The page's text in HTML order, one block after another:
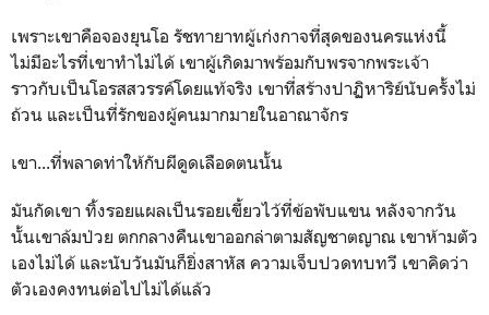
เพราะเขาคือจองยุนโอ รัชทายาทผู้เก่งกาจที่สุดของนครแห่งนี้
ไม่มีอะไรที่เขาทำไม่ได้ เขาผู้เกิดมาพร้อมกับพรจากพระเจ้า
ราวกับเป็นโอรสสวรรค์โดยแท้จริง เขาที่สร้างปาฏิหาริย์นับครั้งไม่
ถ้วน และเป็นที่รักของผู้คนมากมายในอาณาจักร
เขา...ที่พลาดท่าให้กับผีดูดเลือดตนนั้น
มันกัดเขา ทิ้งรอยแผลเป็นรอยเขี้ยวไว้ที่ข้อพับแขน หลังจากวัน
นั้นเขาล้มป่วย ตกกลางคืนเขาออกล่าตามสัญชาตญาณ เขาห้ามตัว
เองไม่ได้ และนับวันมันก็ยิ่งสาหัส ความเจ็บปวดทบทวี เขาคิดว่า
ตัวเองคงทนต่อไปไม่ได้แล้ว